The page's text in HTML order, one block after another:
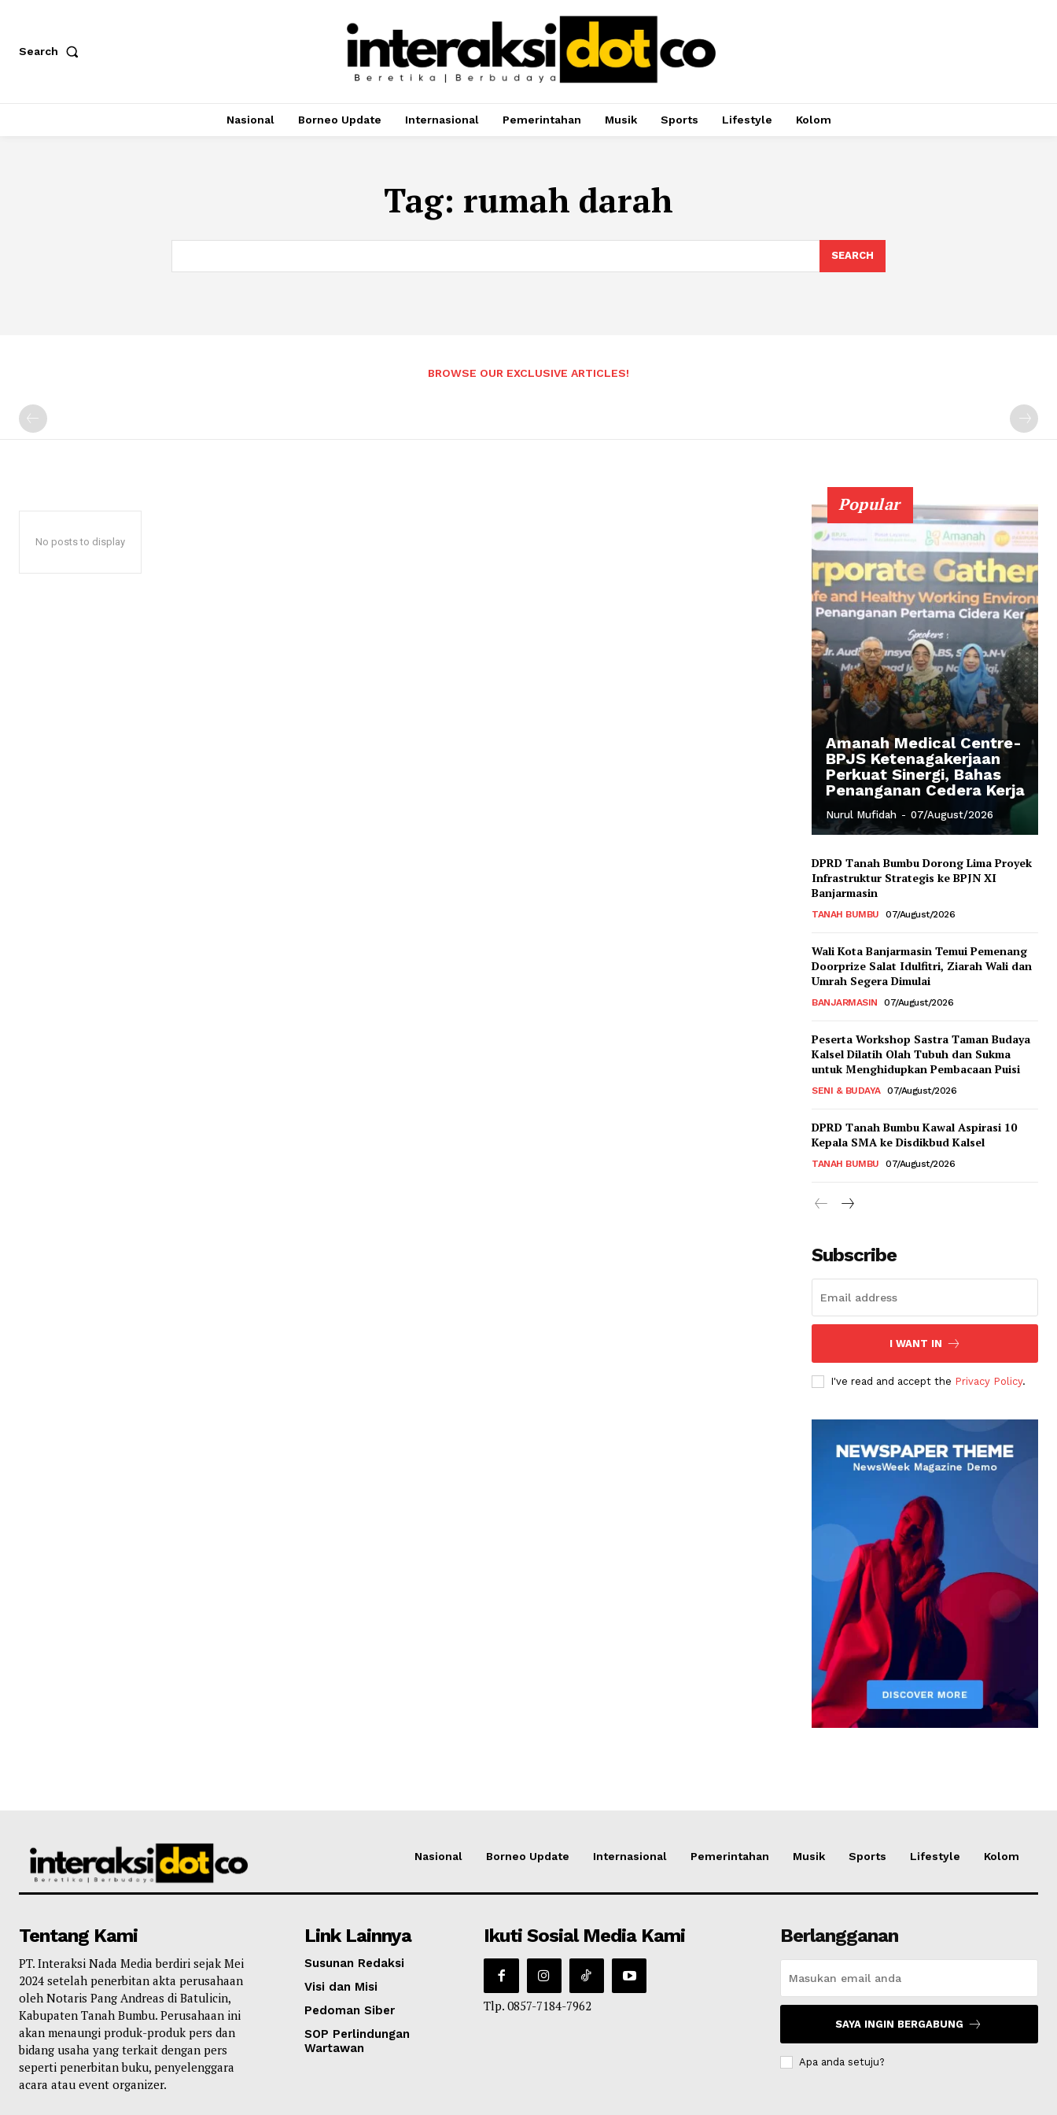
Search
Nasional Borneo Update Internasional Pemerintahan Musik Sports Lifestyle Kolom
Tag: rumah darah
SEARCH
BROWSE OUR EXCLUSIVE ARTICLES!
No posts to display
Popular
Amanah Medical Centre-
BPJS Ketenagakerjaan
Perkuat Sinergi, Bahas
Penanganan Cedera Kerja
Nurul Mufidah - 07/August/2026
DPRD Tanah Bumbu Dorong Lima Proyek
Infrastruktur Strategis ke BPJN XI
Banjarmasin
TANAH BUMBU 07/August/2026
Wali Kota Banjarmasin Temui Pemenang
Doorprize Salat Idulfitri, Ziarah Wali dan
Umrah Segera Dimulai
BANJARMASIN 07/August/2026
Peserta Workshop Sastra Taman Budaya
Kalsel Dilatih Olah Tubuh dan Sukma
untuk Menghidupkan Pembacaan Puisi
SENI & BUDAYA 07/August/2026
DPRD Tanah Bumbu Kawal Aspirasi 10
Kepala SMA ke Disdikbud Kalsel
TANAH BUMBU 07/August/2026
Subscribe
I WANT IN
I've read and accept the Privacy Policy.
Nasional Borneo Update Internasional Pemerintahan Musik Sports Lifestyle Kolom
Tentang Kami
PT. Interaksi Nada Media berdiri sejak Mei
2024 setelah penerbitan akta perusahaan
oleh Notaris Pang Andreas di Batulicin,
Kabupaten Tanah Bumbu. Perusahaan ini
akan menaungi produk-produk pers dan
bidang usaha yang terkait dengan pers
seperti penerbitan buku, penyelenggara
acara atau event organizer.
Link Lainnya
Susunan Redaksi
Visi dan Misi
Pedoman Siber
SOP Perlindungan
Wartawan
Ikuti Sosial Media Kami
Tlp. 0857-7184-7962
Berlangganan
SAYA INGIN BERGABUNG
Apa anda setuju?